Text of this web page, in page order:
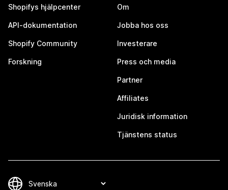
Shopifys hjälpcenter
API-dokumentation
Shopify Community
Forskning
Om
Jobba hos oss
Investerare
Press och media
Partner
Affiliates
Juridisk information
Tjänstens status